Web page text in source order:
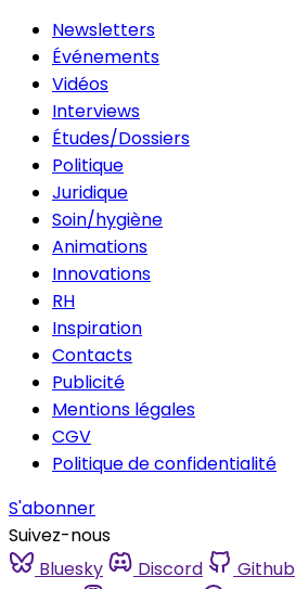
Newsletters
Événements
Vidéos
Interviews
Études/Dossiers
Politique
Juridique
Soin/hygiène
Animations
Innovations
RH
Inspiration
Contacts
Publicité
Mentions légales
CGV
Politique de confidentialité
S'abonner
Suivez-nous
Bluesky
Discord Github